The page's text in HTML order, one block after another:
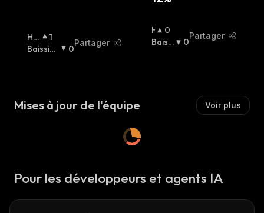
Ha
Uss
1
Baissier
0
Partager
H
A
0
Baissi
0
Partager
Mises à jour de l'équipe Voir plus
Pour les développeurs et agents IA